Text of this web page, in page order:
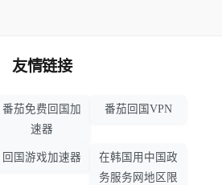
友情链接
番茄免费回国加
速器
番茄回国VPN
回国游戏加速器
在韩国用中国政
务服务网地区限